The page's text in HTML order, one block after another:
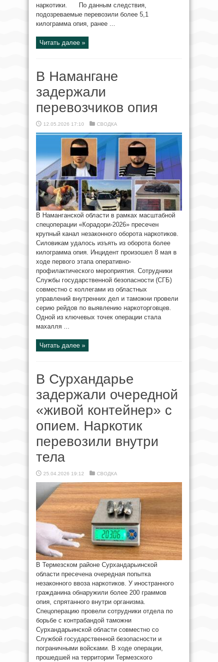
наркотики. По данным следствия,
подозреваемые перевозили более 5,1
килограмма опия, ранее ...
Читать далее »
В Намангане
задержали
перевозчиков опия
12.05.2026 17:10 СВОДКА
В Наманганской области в рамках масштабной
спецоперации «Корадори-2026» пресечен
крупный канал незаконного оборота наркотиков.
Силовикам удалось изъять из оборота более
килограмма опия. Инцидент произошел 8 мая в
ходе первого этапа оперативно-
профилактического мероприятия. Сотрудники
Службы государственной безопасности (СГБ)
совместно с коллегами из областных
управлений внутренних дел и таможни провели
серию рейдов по выявлению наркоторговцев.
Одной из ключевых точек операции стала
махалля ...
Читать далее »
В Сурхандарье
задержали очередной
«живой контейнер» с
опием. Наркотик
перевозили внутри
тела
25.04.2026 19:12 СВОДКА
В Термезском районе Сурхандарьинской
области пресечена очередная попытка
незаконного ввоза наркотиков. У иностранного
гражданина обнаружили более 200 граммов
опия, спрятанного внутри организма.
Спецоперацию провели сотрудники отдела по
борьбе с контрабандой таможни
Сурхандарьинской области совместно со
Службой государственной безопасности и
пограничными войсками. В ходе операции,
прошедшей на территории Термезского